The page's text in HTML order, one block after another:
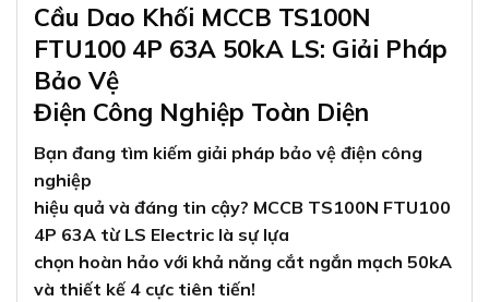
Cầu Dao Khối MCCB TS100N
FTU100 4P 63A 50kA LS: Giải Pháp
Bảo Vệ
Điện Công Nghiệp Toàn Diện
Bạn đang tìm kiếm giải pháp bảo vệ điện công
nghiệp
hiệu quả và đáng tin cậy? MCCB TS100N FTU100
4P 63A từ LS Electric là sự lựa
chọn hoàn hảo với khả năng cắt ngắn mạch 50kA
và thiết kế 4 cực tiên tiến!